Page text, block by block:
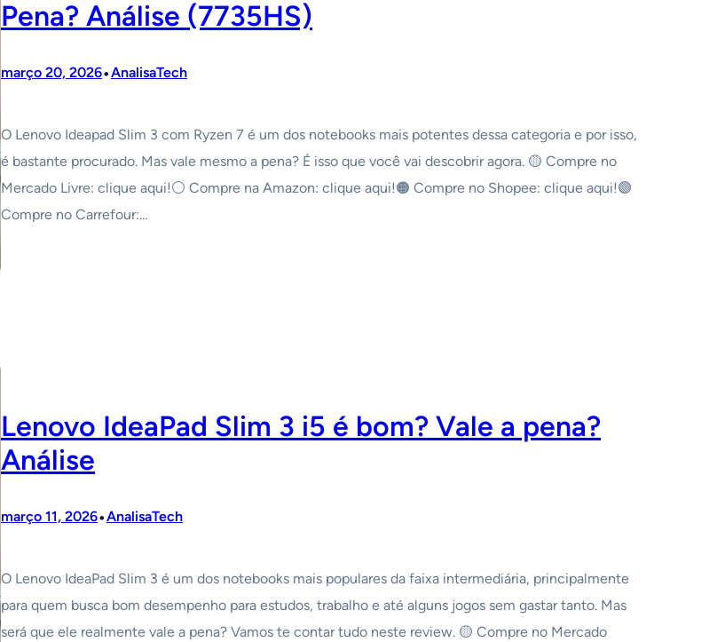
Pena? Análise (7735HS)
março 20, 2026•AnalisaTech
O Lenovo Ideapad Slim 3 com Ryzen 7 é um dos notebooks mais potentes dessa categoria e por isso,
é bastante procurado. Mas vale mesmo a pena? É isso que você vai descobrir agora. 🟡 Compre no
Mercado Livre: clique aqui!⚪️ Compre na Amazon: clique aqui!🟠 Compre no Shopee: clique aqui!🟣
Compre no Carrefour:…
Lenovo IdeaPad Slim 3 i5 é bom? Vale a pena?
Análise
março 11, 2026•AnalisaTech
O Lenovo IdeaPad Slim 3 é um dos notebooks mais populares da faixa intermediária, principalmente
para quem busca bom desempenho para estudos, trabalho e até alguns jogos sem gastar tanto. Mas
será que ele realmente vale a pena? Vamos te contar tudo neste review. 🟡 Compre no Mercado